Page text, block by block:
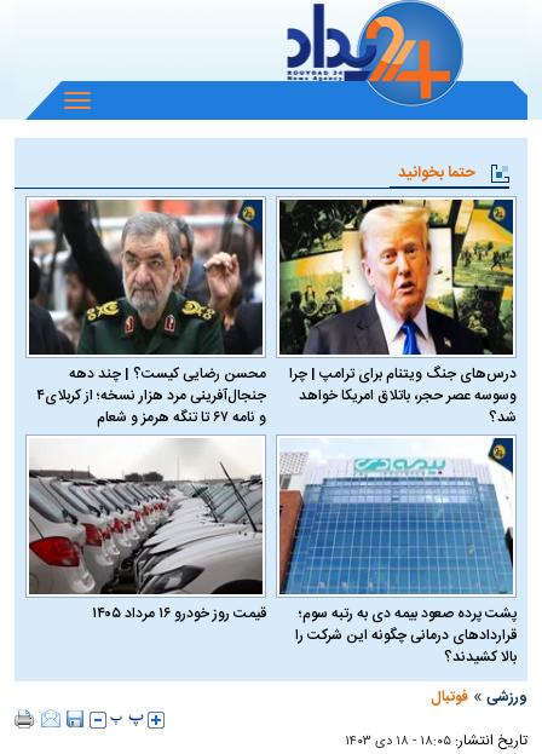
باز
و
منو
حتما بخوانید
درس‌های جنگ ویتنام برای ترامپ | چرا
وسوسه عصر حجر، باتلاق امریکا خواهد
شد؟
محسن رضایی کیست؟ | چند دهه
جنجال‌آفرینی مرد هزار نسخه؛ از کربلای۴
و نامه ۶۷ تا تنگه هرمز و شعام
پشت پرده صعود بیمه دی به رتبه سوم؛
قراردادهای درمانی چگونه این شرکت را
بالا کشیدند؟
قیمت روز خودرو ۱۶ مرداد ۱۴۰۵
ورزشی »فوتبال
تاریخ انتشار:۱۸:۰۵ - ۱۸ دی ۱۴۰۳